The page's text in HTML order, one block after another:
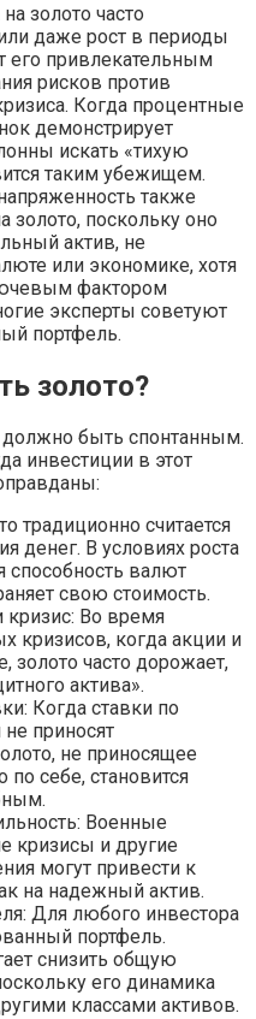
золото часто
даже рост в периоды
его привлекательным
рисков против
Когда процентные
демонстрирует
искать «тихую
таким убежищем.
также
золото, поскольку оно
актив, не
или экономике, хотя
фактором
эксперты советуют
портфель.
золото?
быть спонтанным.
инвестиции в этот
традиционно считается
денег. В условиях роста
способность валют
свою стоимость.
кризис: Во время
кризисов, когда акции и
золото часто дорожает,
актива».
Когда ставки по
приносят
не приносящее
по себе, становится
Военные
кризисы и другие
могут привести к
на надежный актив.
Для любого инвестора
портфель.
снизить общую
его динамика
классами активов.